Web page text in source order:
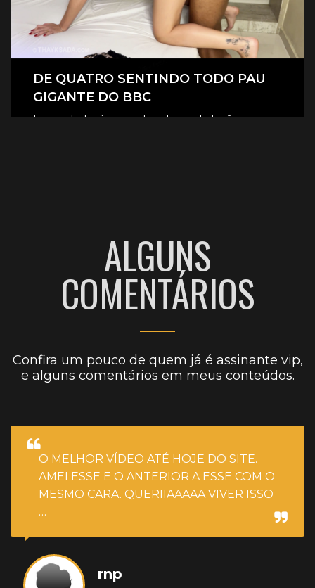
DE QUATRO SENTINDO TODO PAU
GIGANTE DO BBC
Era muito tesão, eu estava louca de tesão queria
ALGUNS
COMENTÁRIOS
Confira um pouco de quem já é assinante vip,
e alguns comentários em meus conteúdos.
O MELHOR VÍDEO ATÉ HOJE DO SITE.
AMEI ESSE E O ANTERIOR A ESSE COM O
MESMO CARA. QUERIIAAAAA VIVER ISSO
…
rnp